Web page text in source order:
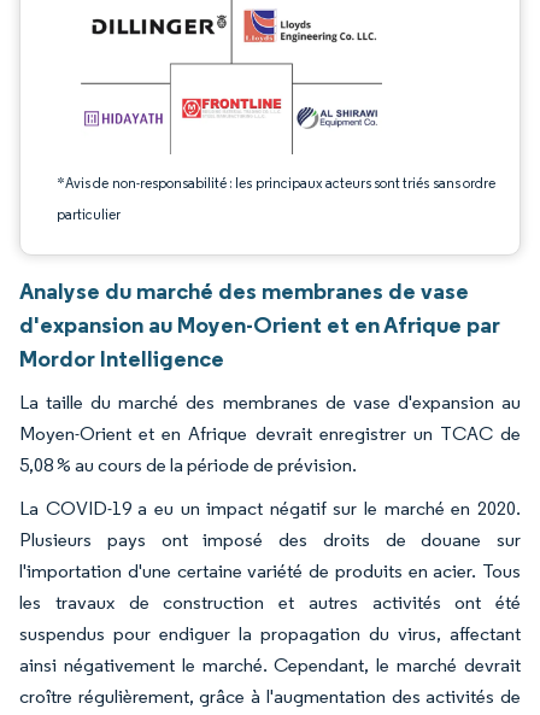
*Avis de non-responsabilité : les principaux acteurs sont triés sans ordre
particulier
Analyse du marché des membranes de vase
d'expansion au Moyen-Orient et en Afrique par
Mordor Intelligence
La taille du marché des membranes de vase d'expansion au
Moyen-Orient et en Afrique devrait enregistrer un TCAC de
5,08 % au cours de la période de prévision.
La COVID-19 a eu un impact négatif sur le marché en 2020.
Plusieurs pays ont imposé des droits de douane sur
l'importation d'une certaine variété de produits en acier. Tous
les travaux de construction et autres activités ont été
suspendus pour endiguer la propagation du virus, affectant
ainsi négativement le marché. Cependant, le marché devrait
croître régulièrement, grâce à l'augmentation des activités de